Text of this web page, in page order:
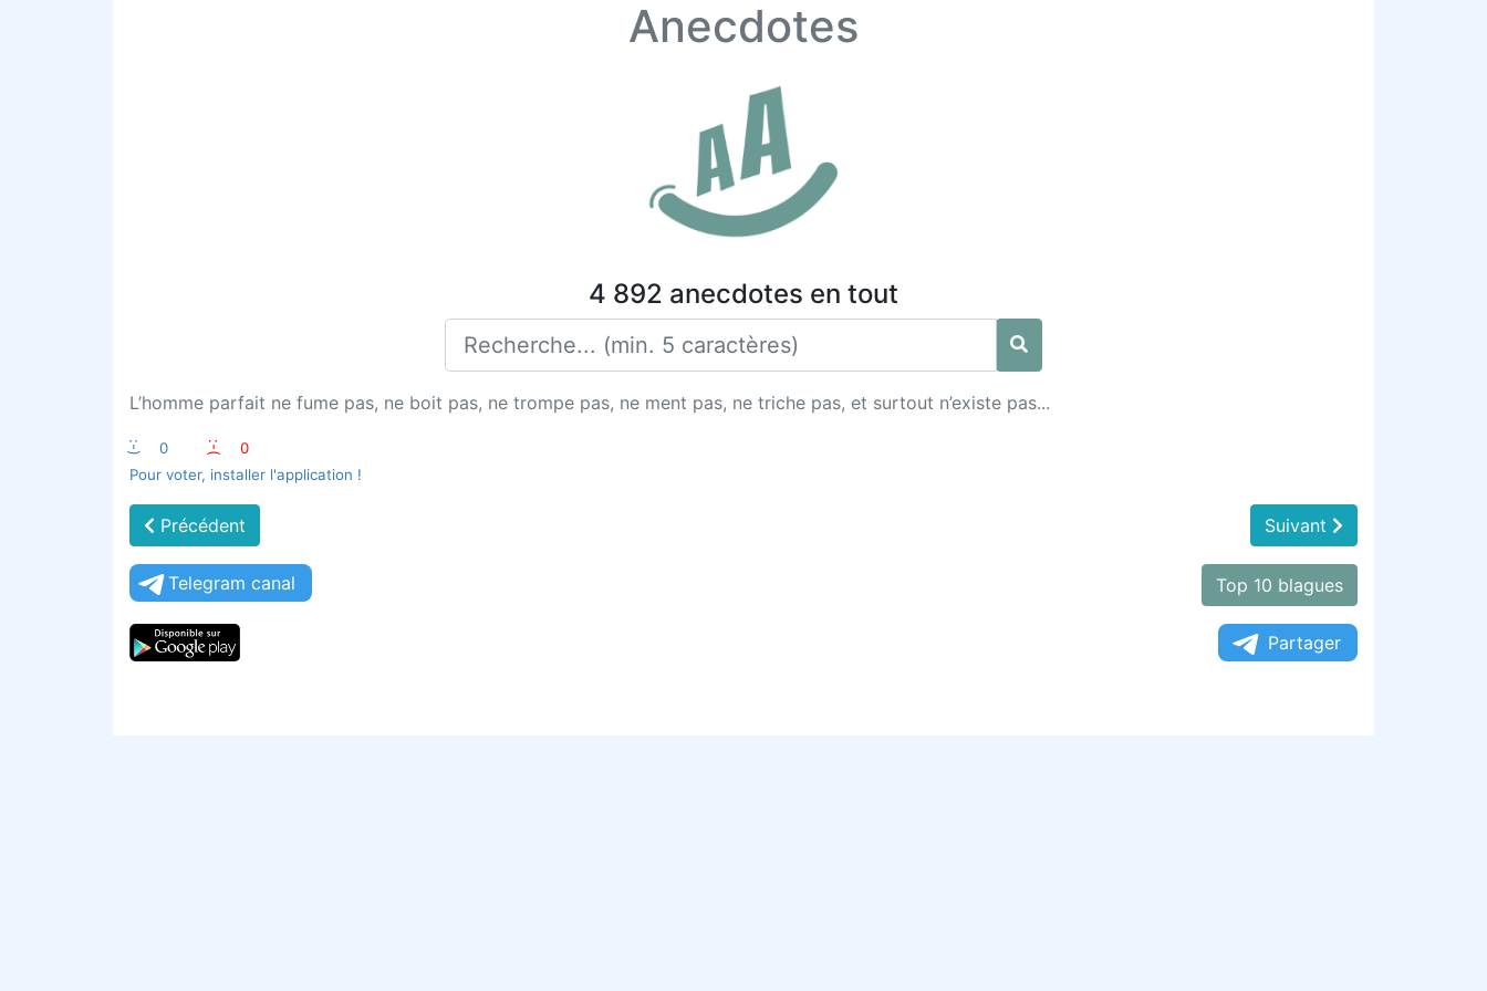
Anecdotes
4 892 anecdotes en tout
L’homme parfait ne fume pas, ne boit pas, ne trompe pas, ne ment pas, ne triche pas, et surtout n’existe pas...
:-) 0 :-(
0
Pour voter, installer l'application !
Précédent Suivant
Telegram canal Top 10 blagues
Partager